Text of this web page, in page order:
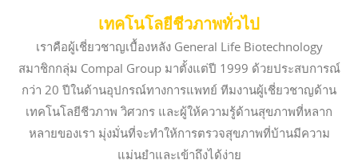
เทคโนโลยีชีวภาพทั่วไป
เราคือผู้เชี่ยวชาญเบื้องหลัง General Life Biotechnology
สมาชิกกลุ่ม Compal Group มาตั้งแต่ปี 1999 ด้วยประสบการณ์
กว่า 20 ปีในด้านอุปกรณ์ทางการแพทย์ ทีมงานผู้เชี่ยวชาญด้าน
เทคโนโลยีชีวภาพ วิศวกร และผู้ให้ความรู้ด้านสุขภาพที่หลาก
หลายของเรา มุ่งมั่นที่จะทำให้การตรวจสุขภาพที่บ้านมีความ
แม่นยำและเข้าถึงได้ง่าย